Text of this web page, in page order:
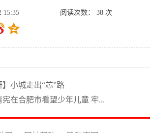
15:35 阅读次数： 38次
】小城走出“芯”路
宪在合肥市看望少年儿童 牢...